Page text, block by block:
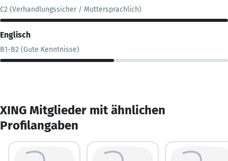
C2 (Verhandlungssicher / Muttersprachlich)
Englisch
B1-B2 (Gute Kenntnisse)
XING Mitglieder mit ähnlichen
Profilangaben